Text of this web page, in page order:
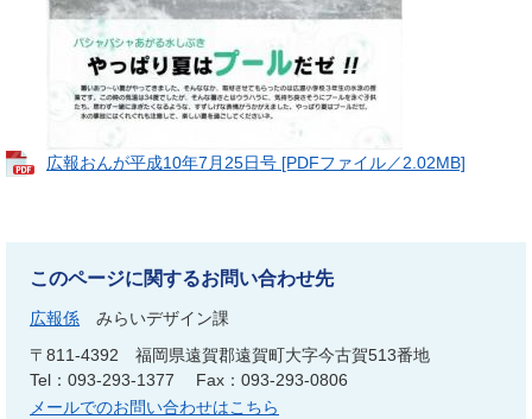
広報おんが平成10年7月25日号 [PDFファイル／2.02MB]
このページに関するお問い合わせ先
広報係
みらいデザイン課
〒811-4392
福岡県遠賀郡遠賀町大字今古賀513番地
Tel：093-293-1377
Fax：093-293-0806
メールでのお問い合わせはこちら